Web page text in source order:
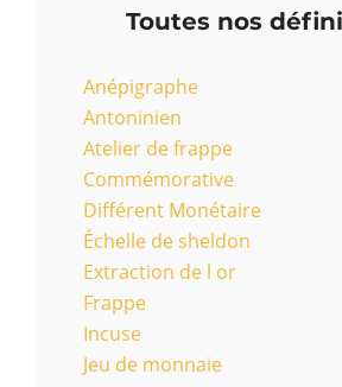
Toutes nos
Anépigraphe
Antoninien
Atelier de frappe
Commémorative
Différent Monétaire
Échelle de sheldon
Extraction de l or
Frappe
Incuse
Jeu de monnaie